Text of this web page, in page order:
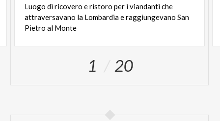
Luogo di ricovero e ristoro per i viandanti che
attraversavano la Lombardia e raggiungevano San
Pietro al Monte
1 20